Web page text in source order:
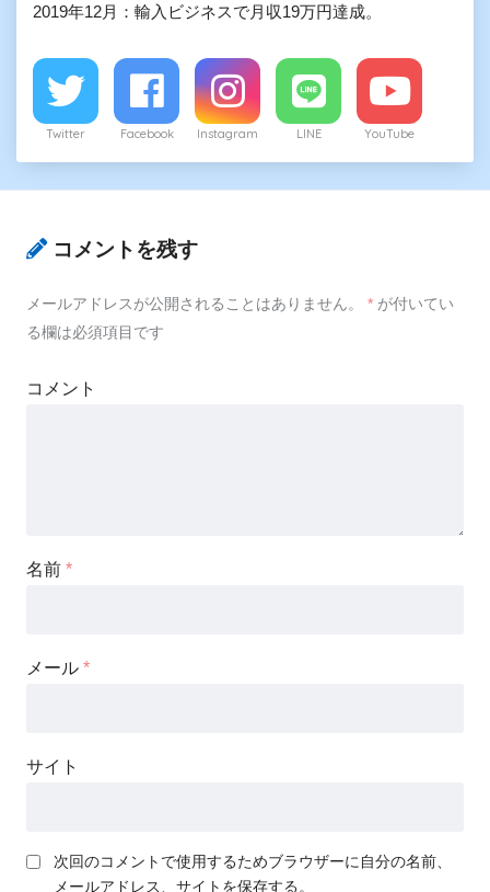
2019年12月：輸入ビジネスで月収19万円達成。
Twitter Facebook Instagram LINE YouTube
コメントを残す
メールアドレスが公開されることはありません。 * が付いてい
る欄は必須項目です
コメント
名前 *
メール *
サイト
次回のコメントで使用するためブラウザーに自分の名前、
メールアドレス、サイトを保存する。